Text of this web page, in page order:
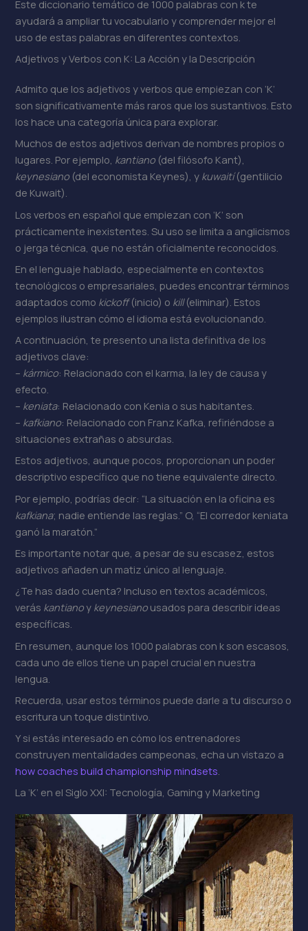
Este diccionario temático de 1000 palabras con k te
ayudará a ampliar tu vocabulario y comprender mejor el
uso de estas palabras en diferentes contextos.
Adjetivos y Verbos con K: La Acción y la Descripción
Admito que los adjetivos y verbos que empiezan con ‘K’
son significativamente más raros que los sustantivos. Esto
los hace una categoría única para explorar.
Muchos de estos adjetivos derivan de nombres propios o
lugares. Por ejemplo, kantiano (del filósofo Kant),
keynesiano (del economista Keynes), y kuwaití(gentilicio
de Kuwait).
Los verbos en español que empiezan con ‘K’ son
prácticamente inexistentes. Su uso se limita a anglicismos
o jerga técnica, que no están oficialmente reconocidos.
En el lenguaje hablado, especialmente en contextos
tecnológicos o empresariales, puedes encontrar términos
adaptados como kickoff(inicio) o kill(eliminar). Estos
ejemplos ilustran cómo el idioma está evolucionando.
A continuación, te presento una lista definitiva de los
adjetivos clave:
– kármico: Relacionado con el karma, la ley de causa y
efecto.
– keniata: Relacionado con Kenia o sus habitantes.
– kafkiano: Relacionado con Franz Kafka, refiriéndose a
situaciones extrañas o absurdas.
Estos adjetivos, aunque pocos, proporcionan un poder
descriptivo específico que no tiene equivalente directo.
Por ejemplo, podrías decir: “La situación en la oficina es
kafkiana; nadie entiende las reglas.” O, “El corredor keniata
ganó la maratón.”
Es importante notar que, a pesar de su escasez, estos
adjetivos añaden un matiz único al lenguaje.
¿Te has dado cuenta? Incluso en textos académicos,
verás kantiano y keynesiano usados para describir ideas
específicas.
En resumen, aunque los 1000 palabras con k son escasos,
cada uno de ellos tiene un papel crucial en nuestra
lengua.
Recuerda, usar estos términos puede darle a tu discurso o
escritura un toque distintivo.
Y si estás interesado en cómo los entrenadores
construyen mentalidades campeonas, echa un vistazo a
how coaches build championship mindsets.
La ‘K’ en el Siglo XXI: Tecnología, Gaming y Marketing